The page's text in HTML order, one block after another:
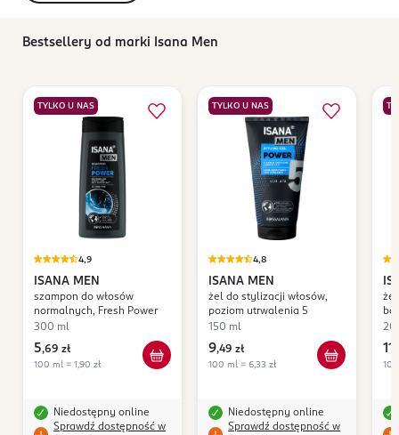
Bestsellery od marki Isana Men
TYLKO U NAS
4,9
ISANA MEN
szampon do włosów
normalnych, Fresh Power
300 ml
5,69 zł
100 ml = 1,90 zł
Niedostępny online
Sprawdź dostępność w
TYLKO U NAS
4,8
ISANA MEN
żel do stylizacji włosów,
poziom utrwalenia 5
150 ml
9,49 zł
100 ml = 6,33 zł
Niedostępny online
Sprawdź dostępność w
żel
11